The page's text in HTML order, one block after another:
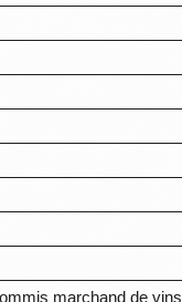
marchand de vins